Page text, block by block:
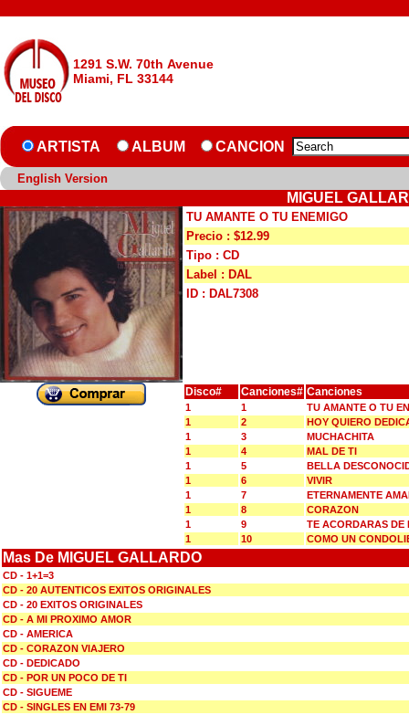
1291 S.W. 70th Avenue
Miami, FL 33144
ARTISTA ALBUM CANCION
English Version
MIGUEL
TU AMANTE O TU ENEMIGO
Precio : $12.99
Tipo : CD
Label : DAL
ID : DAL7308
Disco# Canciones# Canciones
1 1
TU AMANTE O TU
1
2
HOY QUIERO
1
3
MUCHACHITA
1
4
MAL DE TI
1
5
BELLA
1
6
VIVIR
1
7
ETERNAMENTE
1
8
CORAZON
1
9
TE ACORDARAS DE
1
10 COMO UN
Mas De MIGUEL GALLARDO
CD - 1+1=3
CD - 20 AUTENTICOS EXITOS ORIGINALES
CD - 20 EXITOS ORIGINALES
CD - A MI PROXIMO AMOR
CD - AMERICA
CD - CORAZON VIAJERO
CD - DEDICADO
CD - POR UN POCO DE TI
CD - SIGUEME
CD - SINGLES EN EMI 73-79